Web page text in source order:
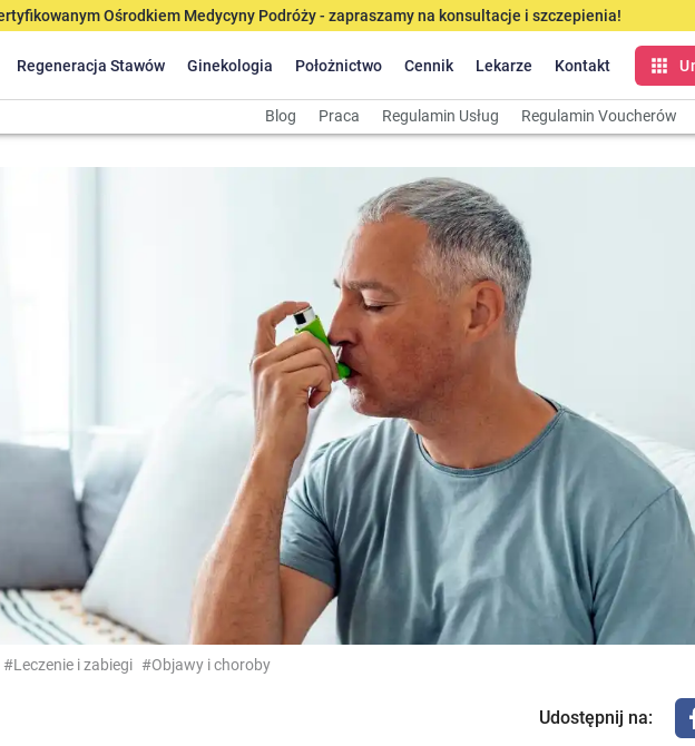
Ośrodkiem Medycyny Podróży - zapraszamy na konsultacje i szczepienia!
Regeneracja Stawów Ginekologia Położnictwo Cennik Lekarze Kontakt
Blog Praca Regulamin Usług Regulamin Voucherów
#Leczenie i zabiegi #Objawy i choroby
Udostępnij na: